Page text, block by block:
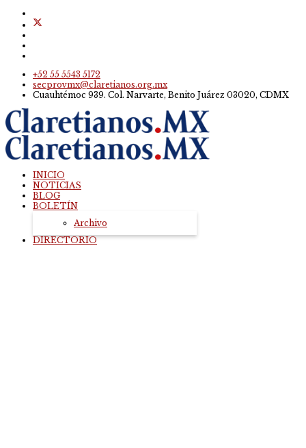
+52 55 5543 5172
secprovmx@claretianos.org.mx
Cuauhtémoc 939. Col. Narvarte, Benito Juárez 03020, CDMX
INICIO
NOTICIAS
BLOG
BOLETÍN
Archivo
DIRECTORIO